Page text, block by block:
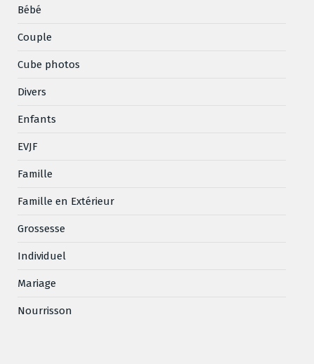
Bébé
Couple
Cube photos
Divers
Enfants
EVJF
Famille
Famille en Extérieur
Grossesse
Individuel
Mariage
Nourrisson